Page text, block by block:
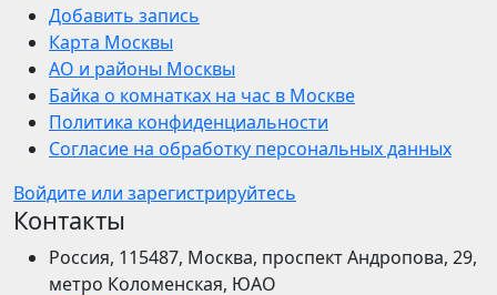
Добавить запись
Карта Москвы
АО и районы Москвы
Байка о комнатках на час в Москве
Политика конфиденциальности
Согласие на обработку персональных данных
Войдите или зарегистрируйтесь
Контакты
Россия, 115487, Москва, проспект Андропова, 29,
метро Коломенская, ЮАО